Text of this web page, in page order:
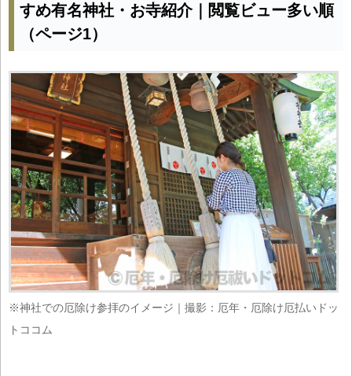
すめ有名神社・お寺紹介｜閲覧ビュー多い順
（ページ1）
※神社での厄除け参拝のイメージ｜撮影：厄年・厄除け厄払いドッ
トココム